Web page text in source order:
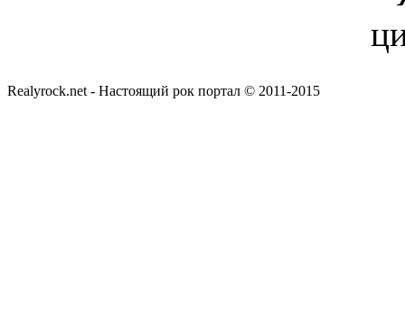
Realyrock.net - Настоящий рок портал © 2011-2015